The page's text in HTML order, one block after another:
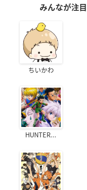
みんなが注
ちいかわ
HUNTER...